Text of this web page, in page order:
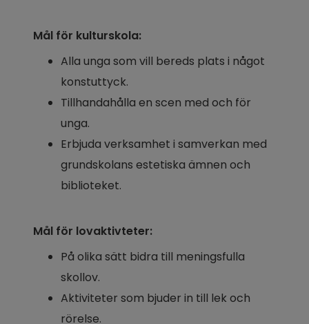
Mål för kulturskola:
Alla unga som vill bereds plats i något
konstuttyck.
Tillhandahålla en scen med och för
unga.
Erbjuda verksamhet i samverkan med
grundskolans estetiska ämnen och
biblioteket.
Mål för lovaktivteter:
På olika sätt bidra till meningsfulla
skollov.
Aktiviteter som bjuder in till lek och
rörelse.